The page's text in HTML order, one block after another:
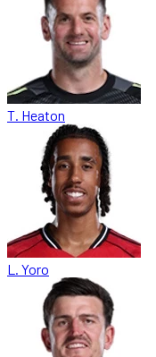
T. Heaton
L. Yoro